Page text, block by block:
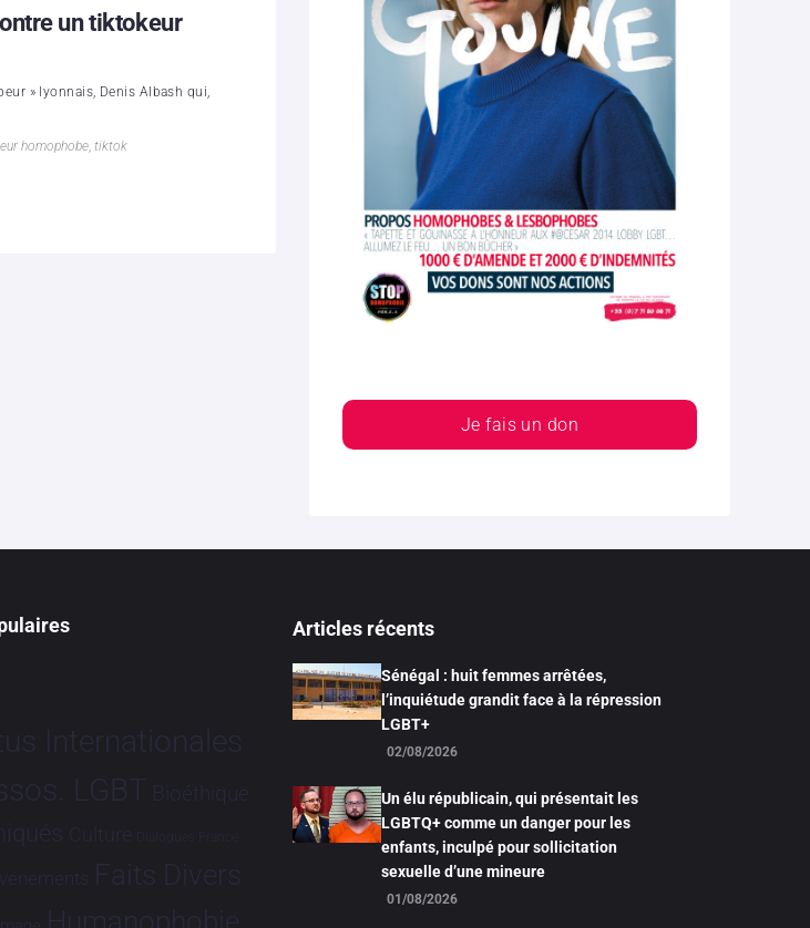
un tiktokeur
» lyonnais, Denis Albash qui,
homophobe, tiktok
Je fais un don
Internationales
LGBT Bioéthique
Culture Dialogues France-
Faits Divers
Humanophobie
Articles récents
Sénégal : huit femmes arrêtées,
l’inquiétude grandit face à la répression
LGBT+
02/08/2026
Un élu républicain, qui présentait les
LGBTQ+ comme un danger pour les
enfants, inculpé pour sollicitation
sexuelle d’une mineure
01/08/2026